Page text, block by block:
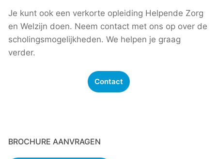
Je kunt ook een verkorte opleiding Helpende Zorg
en Welzijn doen. Neem contact met ons op over de
scholingsmogelijkheden. We helpen je graag
verder.
Contact
BROCHURE AANVRAGEN